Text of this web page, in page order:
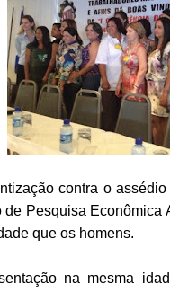
contra o
Pesquisa Econômica
que os homens.
na mesma